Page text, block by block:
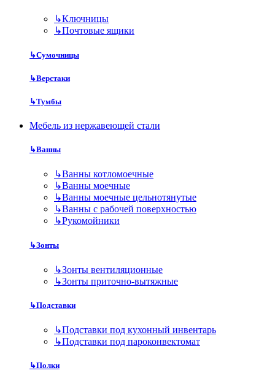
↳Ключницы
↳Почтовые ящики
↳Сумочницы
↳Верстаки
↳Тумбы
Мебель из нержавеющей стали
↳Ванны
↳Ванны котломоечные
↳Ванны моечные
↳Ванны моечные цельнотянутые
↳Ванны с рабочей поверхностью
↳Рукомойники
↳Зонты
↳Зонты вентиляционные
↳Зонты приточно-вытяжные
↳Подставки
↳Подставки под кухонный инвентарь
↳Подставки под пароконвектомат
↳Полки